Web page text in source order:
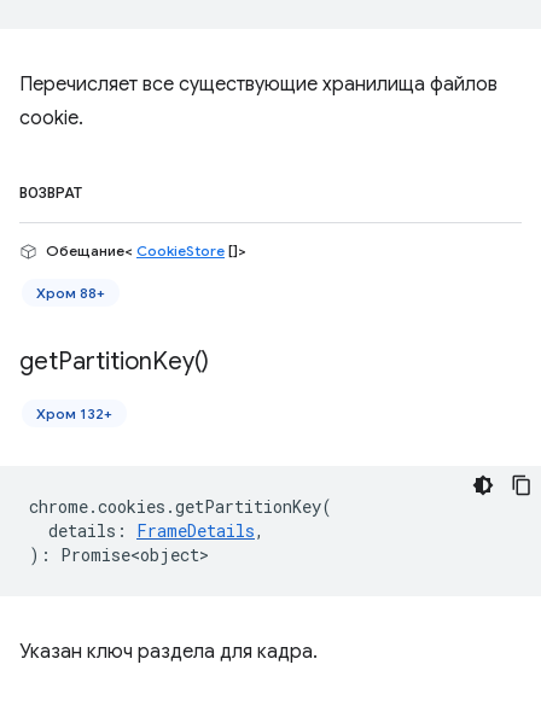
Перечисляет все существующие хранилища файлов
cookie.
ВОЗВРАТ
Обещание< CookieStore []>
Хром 88+
getPartitionKey()
Хром 132+
chrome.cookies .getPartitionKey(
details : FrameDetails,
) : Promise<object>
Указан ключ раздела для кадра.